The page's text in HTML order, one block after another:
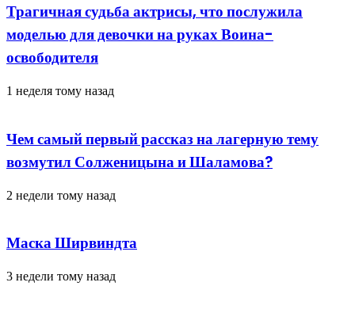
Трагичная судьба актрисы, что послужила
моделью для девочки на руках Воина-
освободителя
1 неделя тому назад
Чем самый первый рассказ на лагерную тему
возмутил Солженицына и Шаламова?
2 недели тому назад
Маска Ширвиндта
3 недели тому назад